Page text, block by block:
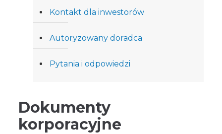
Kontakt dla inwestorów
Autoryzowany doradca
Pytania i odpowiedzi
Dokumenty
korporacyjne